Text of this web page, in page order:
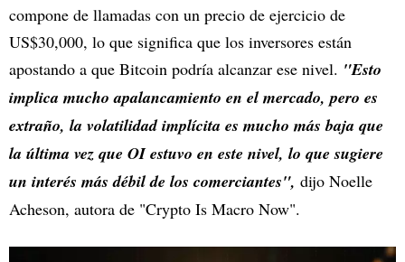
compone de llamadas con un precio de ejercicio de
US$30,000, lo que significa que los inversores están
apostando a que Bitcoin podría alcanzar ese nivel. "Esto
implica mucho apalancamiento en el mercado, pero es
extraño, la volatilidad implícita es mucho más baja que
la última vez que OI estuvo en este nivel, lo que sugiere
un interés más débil de los comerciantes", dijo Noelle
Acheson, autora de "Crypto Is Macro Now".